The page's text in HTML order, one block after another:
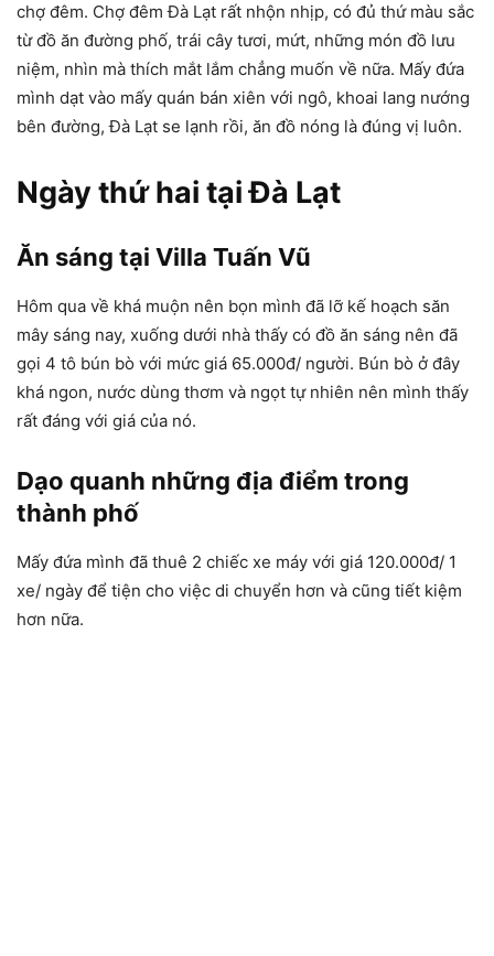
chợ đêm. Chợ đêm Đà Lạt rất nhộn nhịp, có đủ thứ màu sắc
từ đồ ăn đường phố, trái cây tươi, mứt, những món đồ lưu
niệm, nhìn mà thích mắt lắm chẳng muốn về nữa. Mấy đứa
mình dạt vào mấy quán bán xiên với ngô, khoai lang nướng
bên đường, Đà Lạt se lạnh rồi, ăn đồ nóng là đúng vị luôn.
Ngày thứ hai tại Đà Lạt
Ăn sáng tại Villa Tuấn Vũ
Hôm qua về khá muộn nên bọn mình đã lỡ kế hoạch săn
mây sáng nay, xuống dưới nhà thấy có đồ ăn sáng nên đã
gọi 4 tô bún bò với mức giá 65.000đ/ người. Bún bò ở đây
khá ngon, nước dùng thơm và ngọt tự nhiên nên mình thấy
rất đáng với giá của nó.
Dạo quanh những địa điểm trong
thành phố
Mấy đứa mình đã thuê 2 chiếc xe máy với giá 120.000đ/ 1
xe/ ngày để tiện cho việc di chuyển hơn và cũng tiết kiệm
hơn nữa.